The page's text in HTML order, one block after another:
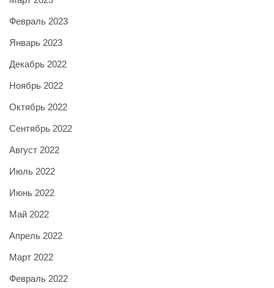
Февраль 2023
Январь 2023
Декабрь 2022
Ноябрь 2022
Октябрь 2022
Сентябрь 2022
Август 2022
Июль 2022
Июнь 2022
Май 2022
Апрель 2022
Март 2022
Февраль 2022